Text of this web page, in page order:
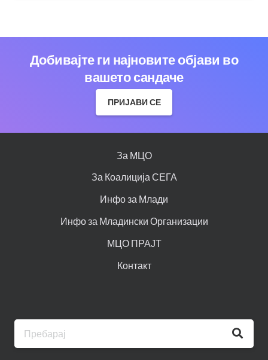
Добивајте ги најновите објави во
вашето сандаче
ПРИЈАВИ СЕ
За МЦО
За Коалиција СЕГА
Инфо за Млади
Инфо за Младински Организации
МЦО ПРАЈТ
Контакт